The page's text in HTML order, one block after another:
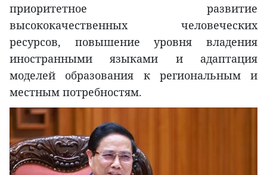
приоритетное развитие
высококачественных человеческих
ресурсов, повышение уровня владения
иностранными языками и адаптация
моделей образования к региональным и
местным потребностям.